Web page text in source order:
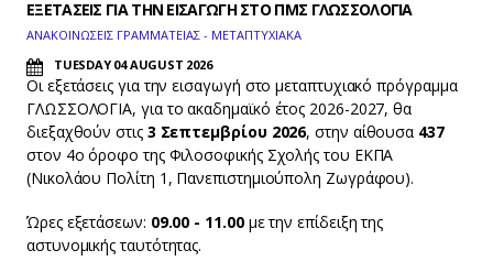
ΕΞΕΤΑΣΕΙΣ ΓΙΑ ΤΗΝ ΕΙΣΑΓΩΓΗ ΣΤΟ ΠΜΣ ΓΛΩΣΣΟΛΟΓΙΑ
ΑΝΑΚΟΙΝΩΣΕΙΣ ΓΡΑΜΜΑΤΕΙΑΣ - ΜΕΤΑΠΤΥΧΙΑΚΑ
TUESDAY 04 AUGUST 2026
Οι εξετάσεις για την εισαγωγή στο μεταπτυχιακό πρόγραμμα
ΓΛΩΣΣΟΛΟΓΙΑ, για το ακαδημαϊκό έτος 2026-2027, θα
διεξαχθούν στις 3 Σεπτεμβρίου 2026, στην αίθουσα 437
στον 4ο όροφο της Φιλοσοφικής Σχολής του ΕΚΠΑ
(Νικολάου Πολίτη 1, Πανεπιστημιούπολη Ζωγράφου).
Ώρες εξετάσεων: 09.00 - 11.00με την επίδειξη της
αστυνομικής ταυτότητας.